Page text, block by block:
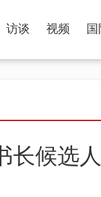
访谈 视频
长候选